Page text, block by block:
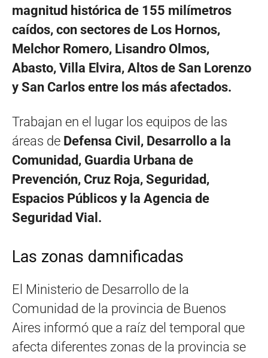
magnitud histórica de 155 milímetros
caídos, con sectores de Los Hornos,
Melchor Romero, Lisandro Olmos,
Abasto, Villa Elvira, Altos de San Lorenzo
y San Carlos entre los más afectados.
Trabajan en el lugar los equipos de las
áreas de Defensa Civil, Desarrollo a la
Comunidad, Guardia Urbana de
Prevención, Cruz Roja, Seguridad,
Espacios Públicos y la Agencia de
Seguridad Vial.
Las zonas damnificadas
El Ministerio de Desarrollo de la
Comunidad de la provincia de Buenos
Aires informó que a raíz del temporal que
afecta diferentes zonas de la provincia se